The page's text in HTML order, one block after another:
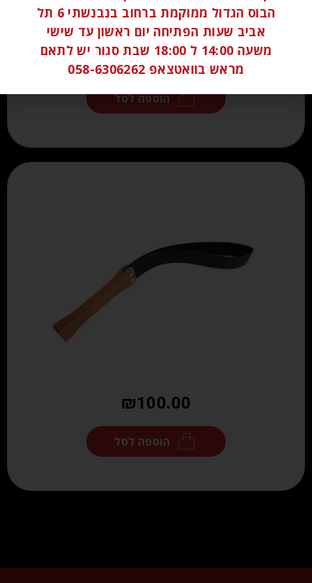
₪60.00
הוספה לסל
₪100.00
הוספה לסל
הבוס הגדול ממוקמת ברחוב בנבנשתי 6 תל
אביב שעות הפתיחה יום ראשון עד שישי
משעה 14:00 ל 18:00 שבת סגור יש לתאם
מראש בוואטצאפ 058-6306262